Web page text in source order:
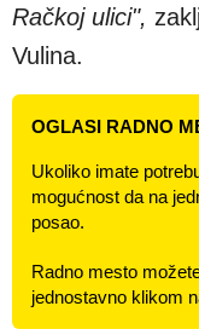
Račkoj ulici",
Vulina.
OGLASI RADNO
Ukoliko imate
mogućnost da na
posao.
Radno mesto
jednostavno klikom